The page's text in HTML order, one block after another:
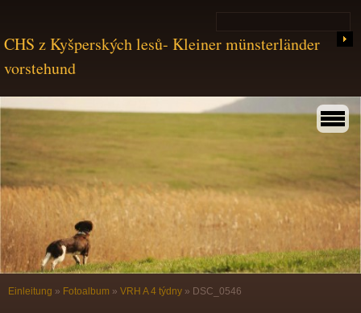
CHS z Kyšperských lesů- Kleiner münsterländer
vorstehund
Einleitung » Fotoalbum » VRH A 4 týdny » DSC_0546